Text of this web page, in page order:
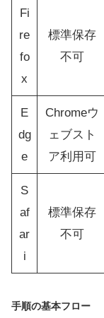
Fi
re
fo
x
標準保存
不可
E
dg
e
Chromeウ
ェブスト
ア利用可
S
af
ar
i
標準保存
不可
手順の基本フロー